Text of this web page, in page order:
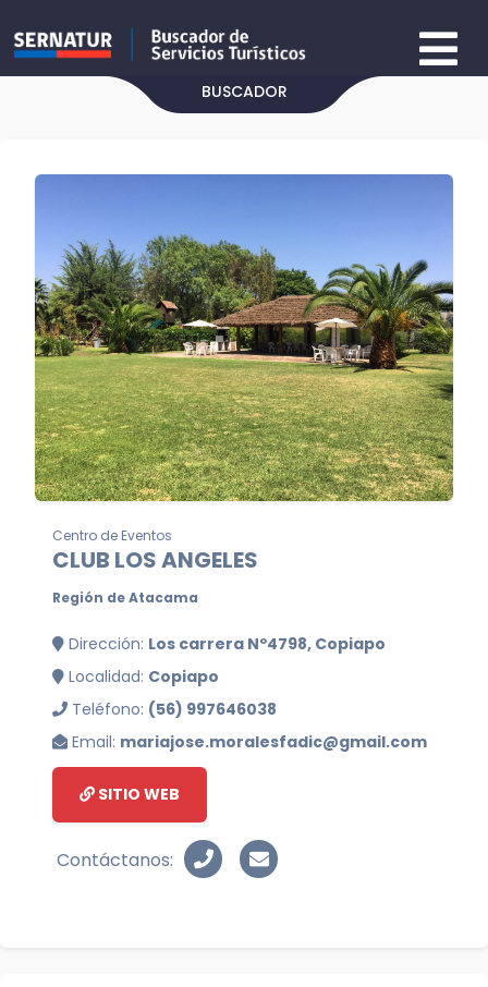
BUSCADOR
Centro de Eventos
CLUB LOS ANGELES
Región de Atacama
Dirección: Los carrera Nº4798, Copiapo
Localidad: Copiapo
Teléfono: (56) 997646038
Email: mariajose.moralesfadic@gmail.com
SITIO WEB
Contáctanos: